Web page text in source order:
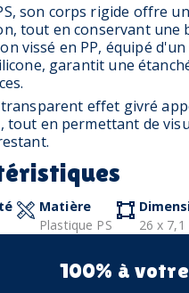
son corps rigide offre
tout en conservant une
vissé en PP, équipé
garantit une
effet givré
tout en permettant de
Matière
Plastique PS
26 x 7,1
100% à